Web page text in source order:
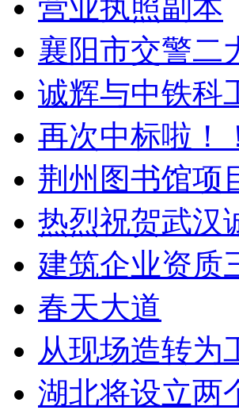
营业执照副本
襄阳市交警二
诚辉与中铁科
再次中标啦！
荆州图书馆项
热烈祝贺武汉
建筑企业资质
春天大道
从现场造转
湖北将设立两